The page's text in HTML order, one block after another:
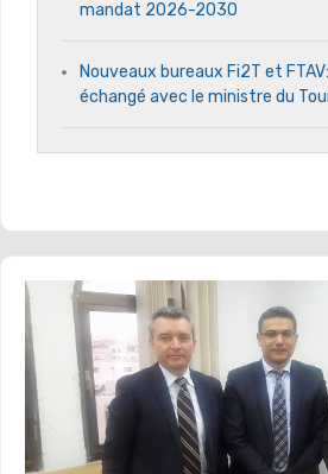
mandat 2026-2030
Nouveaux bureaux Fi2T et
échangé avec le ministre du